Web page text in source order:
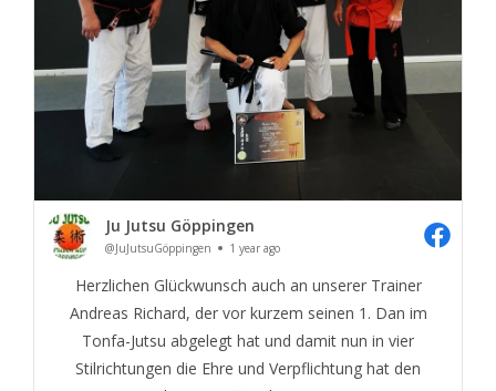
Ju Jutsu Göppingen
@JuJutsuGöppingen 1 year ago
Herzlichen Glückwunsch auch an unserer Trainer
Andreas Richard, der vor kurzem seinen 1. Dan im
Tonfa-Jutsu abgelegt hat und damit nun in vier
Stilrichtungen die Ehre und Verpflichtung hat den